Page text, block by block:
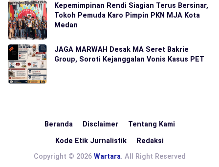
Kepemimpinan Rendi Siagian Terus Bersinar,
Tokoh Pemuda Karo Pimpin PKN MJA Kota
Medan
JAGA MARWAH Desak MA Seret Bakrie
Group, Soroti Kejanggalan Vonis Kasus PET
Beranda Disclaimer Tentang Kami
Kode Etik Jurnalistik
Redaksi
Copyright © 2026 Wartara. All Right Reserved